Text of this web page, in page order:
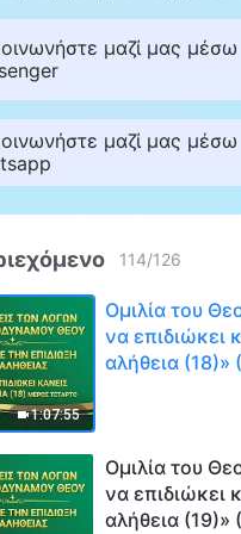
μαζί μας μέσω
μαζί μας μέσω
114/126
1:07:55
Ομιλία του
να επιδιώκει
αλήθεια (18)»
Ομιλία του
να επιδιώκει
αλήθεια (19)»